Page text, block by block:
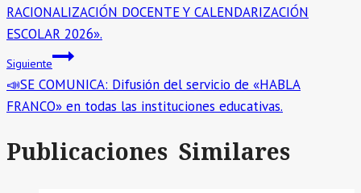
entradas
RACIONALIZACIÓN DOCENTE Y CALENDARIZACIÓN
ESCOLAR 2026».
Siguiente
📣SE COMUNICA: Difusión del servicio de «HABLA
FRANCO» en todas las instituciones educativas.
Publicaciones Similares